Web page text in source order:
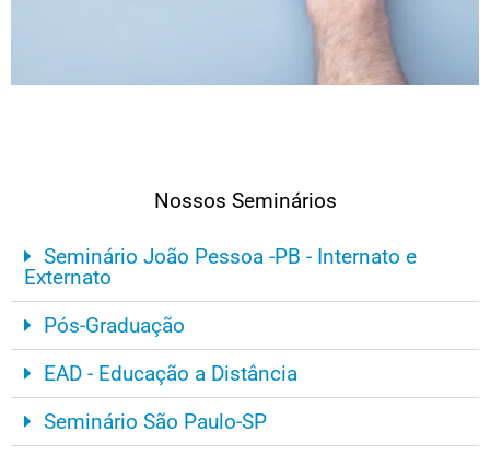
Nossos Seminários
Seminário João Pessoa -PB - Internato e
Externato
Pós-Graduação
EAD - Educação a Distância
Seminário São Paulo-SP